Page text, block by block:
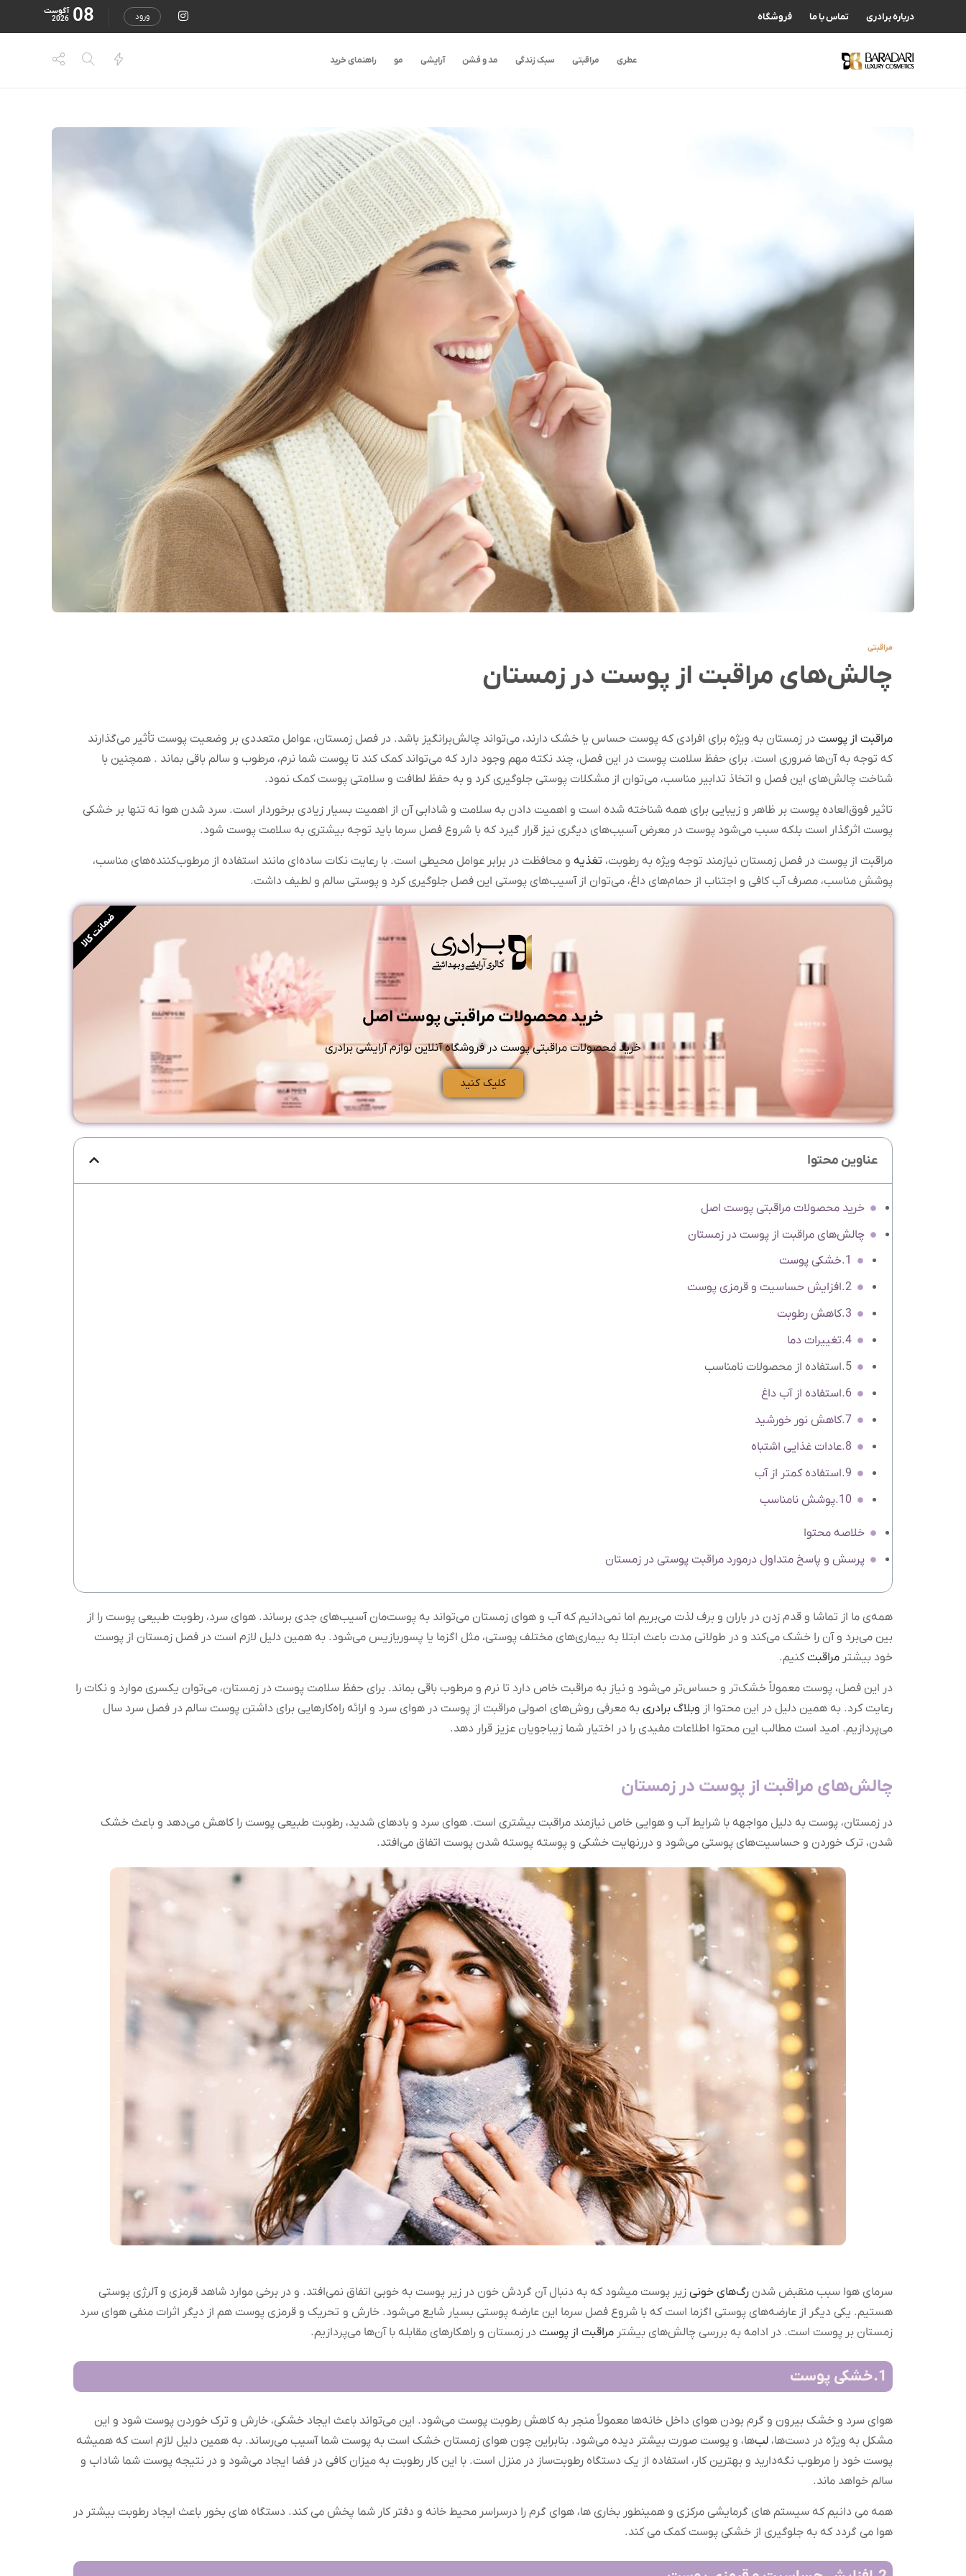
درباره برادری تماس با ما فروشگاه ورود 08 آگوست
2026
عطری مراقبتی سبک زندگی مد و فشن آرایشی مو راهنمای خرید
مراقبتی
چالش‌های مراقبت از پوست در زمستان
مراقبت از پوست در زمستان به ویژه برای افرادی که پوست حساس یا خشک دارند، می‌تواند چالش‌برانگیز باشد. در فصل زمستان، عوامل متعددی بر وضعیت پوست تأثیر می‌گذارند
که توجه به آن‌ها ضروری است. برای حفظ سلامت پوست در این فصل، چند نکته مهم وجود دارد که می‌تواند کمک کند تا پوست شما نرم، مرطوب و سالم باقی بماند . همچنین با
شناخت چالش‌های این فصل و اتخاذ تدابیر مناسب، می‌توان از مشکلات پوستی جلوگیری کرد و به حفظ لطافت و سلامتی پوست کمک نمود.
تاثیر فوق‌العاده پوست بر ظاهر و زیبایی برای همه شناخته شده است و اهمیت دادن به سلامت و شادابی آن از اهمیت بسیار زیادی برخوردار است. سرد شدن هوا نه تنها بر خشکی
پوست اثرگذار است بلکه سبب می‌شود پوست در معرض آسیب‌های دیگری نیز قرار گیرد که با شروع فصل سرما باید توجه بیشتری به سلامت پوست شود.
مراقبت از پوست در فصل زمستان نیازمند توجه ویژه به رطوبت، تغذیه و محافظت در برابر عوامل محیطی است. با رعایت نکات ساده‌ای مانند استفاده از مرطوب‌کننده‌های مناسب،
پوشش مناسب، مصرف آب کافی و اجتناب از حمام‌های داغ، می‌توان از آسیب‌های پوستی این فصل جلوگیری کرد و پوستی سالم و لطیف داشت.
خرید محصولات مراقبتی پوست اصل
خرید محصولات مراقبتی پوست در فروشگاه آنلاین لوازم آرایشی برادری
کلیک کنید
ضمانت کالا
عناوین محتوا
خرید محصولات مراقبتی پوست اصل
چالش‌های مراقبت از پوست در زمستان
1.خشکی پوست
2.افزایش حساسیت و قرمزی پوست
3.کاهش رطوبت
4.تغییرات دما
5.استفاده از محصولات نامناسب
6.استفاده از آب داغ
7.کاهش نور خورشید
8.عادات غذایی اشتباه
9.استفاده کمتر از آب
10.پوشش نامناسب
خلاصه محتوا
پرسش و پاسخ متداول درمورد مراقبت پوستی در زمستان
همه‌ی ما از تماشا و قدم زدن در باران و برف لذت می‌بریم اما نمی‌دانیم که آب و هوای زمستان می‌تواند به پوست‌مان آسیب‌های جدی برساند. هوای سرد، رطوبت طبیعی پوست را از
بین می‌برد و آن را خشک می‌کند و در طولانی مدت باعث ابتلا به بیماری‌های مختلف پوستی، مثل اگزما یا پسوریازیس می‌شود. به همین دلیل لازم است در فصل زمستان از پوست
خود بیشتر مراقبتکنیم.
در این فصل، پوست معمولاً خشک‌تر و حساس‌تر می‌شود و نیاز به مراقبت خاص دارد تا نرم و مرطوب باقی بماند. برای حفظ سلامت پوست در زمستان، می‌توان یکسری موارد و نکات را
رعایت کرد. به همین دلیل در این محتوا از وبلاگ برادری به معرفی روش‌های اصولی مراقبت از پوست در هوای سرد و ارائه راه‌کارهایی برای داشتن پوست سالم در فصل سرد سال
می‌پردازیم. امید است مطالب این محتوا اطلاعات مفیدی را در اختیار شما زیباجویان عزیز قرار دهد.
چالش‌های مراقبت از پوست در زمستان
در زمستان، پوست به دلیل مواجهه با شرایط آب و هوایی خاص نیازمند مراقبت بیشتری است. هوای سرد و بادهای شدید، رطوبت طبیعی پوست را کاهش می‌دهد و باعث خشک
شدن، ترک خوردن و حساسیت‌های پوستی می‌شود و دررنهایت خشکی و پوسته پوسته شدن پوست اتفاق می‌افتد.
سرمای هوا سبب منقبض شدن رگ‌های خونی
زیر پوست می‎شود که به دنبال آن گردش خون در زیر پوست به خوبی اتفاق نمی‌افتد. و در برخی موارد شاهد قرمزی و آلرژی پوستی
هستیم. یکی دیگر از عارضه‌های پوستی اگزما است که با شروع فصل سرما این عارضه پوستی بسیار شایع می‌شود. خارش و تحریک و قرمزی پوست هم از دیگر اثرات منفی هوای سرد
زمستان بر پوست است. در ادامه به بررسی چالش‌های بیشتر مراقبت از پوست در زمستان و راهکارهای مقابله با آن‌ها می‌پردازیم.
1.خشکی پوست
هوای سرد و خشک بیرون و گرم بودن هوای داخل خانه‌ها معمولاً منجر به کاهش رطوبت پوست می‌شود. این می‌تواند باعث ایجاد خشکی، خارش و ترک خوردن پوست شود و این
مشکل به ویژه در دست‌ها، لب‌ها، و پوست صورت بیشتر دیده می‌شود. بنابراین چون هوای زمستان خشک است به پوست شما آسیب می‌رساند. به همین دلیل لازم است که همیشه
پوست خود را مرطوب نگه‌دارید و بهترین کار، استفاده از یک دستگاه رطوبت‌ساز در منزل است. با این کار رطوبت به میزان کافی در فضا ایجاد می‌شود و در نتیجه پوست شما شاداب و
سالم خواهد ماند.
همه می دانیم که سیستم های گرمایشی مرکزی و همینطور بخاری ها، هوای گرم را درسراسر محیط خانه و دفتر کار شما پخش می کند. دستگاه های بخور باعث ایجاد رطوبت بیشتر در
هوا می گردد که به جلوگیری از خشکی پوست کمک می کند.